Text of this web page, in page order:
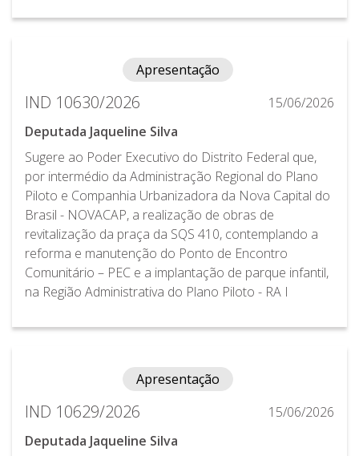
Apresentação
IND 10630/2026
15/06/2026
Deputada Jaqueline Silva
Sugere ao Poder Executivo do Distrito Federal que,
por intermédio da Administração Regional do Plano
Piloto e Companhia Urbanizadora da Nova Capital do
Brasil - NOVACAP, a realização de obras de
revitalização da praça da SQS 410, contemplando a
reforma e manutenção do Ponto de Encontro
Comunitário – PEC e a implantação de parque infantil,
na Região Administrativa do Plano Piloto - RA I
Apresentação
IND 10629/2026
15/06/2026
Deputada Jaqueline Silva